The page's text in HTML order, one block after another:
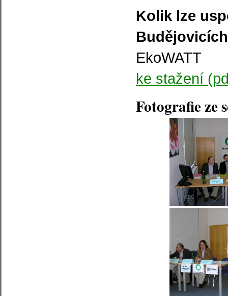
Kolik lze
EkoWATT
ke stažení
Fotografie ze